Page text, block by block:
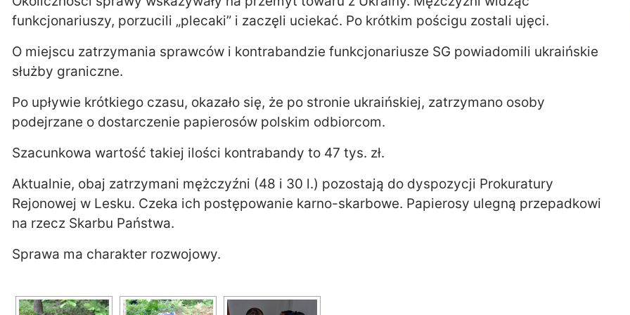
funkcjonariuszy, porzucili „plecaki” i zaczęli uciekać. Po krótkim pościgu zostali ujęci.
O miejscu zatrzymania sprawców i kontrabandzie funkcjonariusze SG powiadomili ukraińskie
służby graniczne.
Po upływie krótkiego czasu, okazało się, że po stronie ukraińskiej, zatrzymano osoby
podejrzane o dostarczenie papierosów polskim odbiorcom.
Szacunkowa wartość takiej ilości kontrabandy to 47 tys. zł.
Aktualnie, obaj zatrzymani mężczyźni (48 i 30 l.) pozostają do dyspozycji Prokuratury
Rejonowej w Lesku. Czeka ich postępowanie karno-skarbowe. Papierosy ulegną przepadkowi
na rzecz Skarbu Państwa.
Sprawa ma charakter rozwojowy.